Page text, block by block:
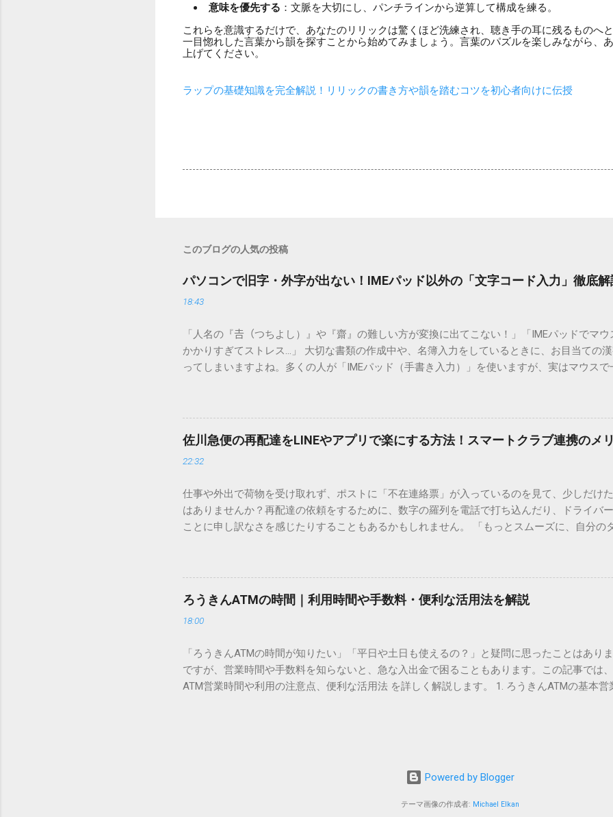
意味を優先する ：文脈を大切にし、パンチラインから逆算して構成を練る。
これらを意識するだけで、あなたのリリックは驚くほど洗練され、聴き手の耳に残るものへ
一目惚れした言葉から韻を探すことから始めてみましょう。言葉のパズルを楽しみながら、
上げてください。
ラップの基礎知識を完全解説！リリックの書き方や韻を踏むコツを初心者向けに伝授
このブログの人気の投稿
パソコンで旧字・外字が出ない！IMEパッド以外の「文字コード入力」徹底解
18:43
「人名の『𠮷（つちよし）』や『齋』の難しい方が変換に出てこない！」「IMEパッドでマ
かかりすぎてストレス…」 大切な書類の作成中や、名簿入力をしているときに、お目当ての
ってしまいますよね。多くの人が「IMEパッド（手書き入力）」を使いますが、実はマウス
この方法をマスターすれば、もう難しい漢字の入力で手を止める必要はありません。 1. なぜ
が出てこないのか？ そもそも、なぜ普通の変換で出てこない漢字があるのでしょうか。その
認識する仕組みにあります。 日本のパソコンで一般的に使われる漢字は、JIS規格（日本産
準」「第2水準」といった形で整理されています。しかし、人名や地名に使われる非常に古
「Unicode（ユニコード）」や「JISコード」といった 文字コード です。パソコン上のすべ
所」のような番号が割り振られています。変換候補に出ない文字でも、この住所（コード）
び出すことができるのです。 2. Windows標準機能！文字コードで漢字を出す「16進数入力」
角」にする（※重要）。 **「20BB7」**と入力する。 直後にキーボードの**[Alt]キーを押し
力した数字が、一瞬で対応する漢字（例：𠮷）に変換されます。 注記： この方法は、特に
佐川急便の再配達をLINEやアプリで楽にする方法！スマートクラブ連携のメ
22:32
仕事や外出で荷物を受け取れず、ポストに「不在連絡票」が入っているのを見て、少しだけ
はありませんか？再配達の依頼をするために、数字の羅列を電話で打ち込んだり、ドライバ
ことに申し訳なさを感じたりすることもあるかもしれません。 「もっとスムーズに、自分の
なります。この記事では、忙しい毎日をサポートする便利な受け取り術と、連携による具体
す。 佐川急便の再配達が劇的に変わる「スマートクラブ」とは？ まず押さえておきたいの
会員サービス「スマートクラブ」です。これは、荷物の配送状況をリアルタイムで管理する
す。 以前はウェブサイトを開いてログインする手間がありましたが、現在はLINEやアプリと
じめ配達時間を変更するといった先回りの対応が可能になります。 LINE連携で「不在連絡票
本国内で最も利用されているコミュニケーションアプリ「LINE」を佐川急便と連携させると
します。 1. トーク画面からワンタップで依頼 不在連絡票に記載されたQRコードを読み取る
時頃に伺います」というメッセージが届きます。その時間に急な予定が入ってしまった場合
ろうきんATMの時間｜利用時間や手数料・便利な活用法を解説
18:00
「ろうきんATMの時間が知りたい」「平日や土日も使えるの？」と疑問に思ったことはあり
ですが、営業時間や手数料を知らないと、急な入出金で困ることもあります。この記事では
ATM営業時間や利用の注意点、便利な活用法 を詳しく解説します。 1. ろうきんATMの基本
ATMや提携ATMを使う際は、 時間帯によって手数料が異なる 点に注意が必要です。 平日
低額 平日18:00〜21:00／土日祝日：110〜330円程度の手数料が発生 深夜（21:00〜翌7:00）
合も 手数料を節約するには、 平日昼間の利用が最もお得 です。 3. ろうきんATMの便利な活
Powered by Blogger
テーマ画像の作成者: Michael Elkan